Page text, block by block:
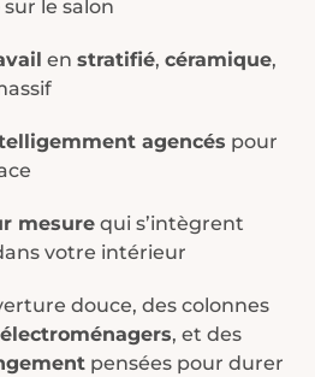
sur le salon
en stratifié, céramique,
agencés pour
mesure qui s’intègrent
votre intérieur
douce, des colonnes
électroménagers, et des
pensées pour durer